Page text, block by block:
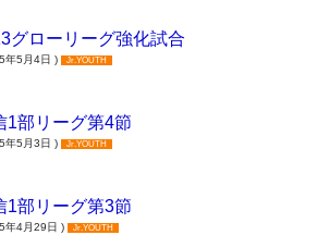
グローリーグ強化試合
年5月4日 ) Jr.YOUTH
1部リーグ第4節
年5月3日 ) Jr.YOUTH
1部リーグ第3節
年4月29日 ) Jr.YOUTH